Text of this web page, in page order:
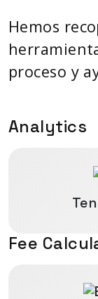
Hemos
proceso y
Analytics
Fee